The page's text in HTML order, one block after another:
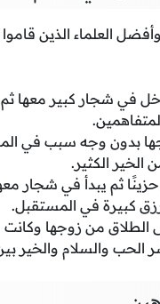
العلماء الذين
في شجار كبير
بدون وجه سبب في
الكثير.
ثم يبدأ في شجار
كبيرة في المستقبل.
من زوجها وكانت
والسلام والخير